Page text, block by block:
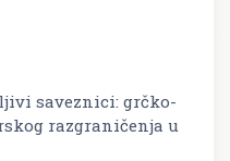
saveznici: grčko-
razgraničenja u